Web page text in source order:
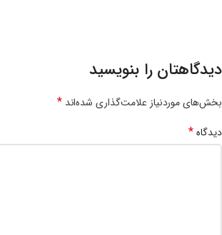
دیدگاهتان را بنویسید
بخش‌های موردنیاز علامت‌گذاری شده‌اند*
دیدگاه*